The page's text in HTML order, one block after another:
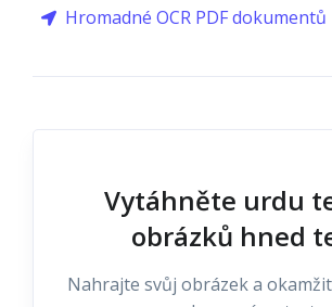
Hromadné OCR PDF dokumentů
Vytáhněte urdu
obrázků hned
Nahrajte svůj obrázek a